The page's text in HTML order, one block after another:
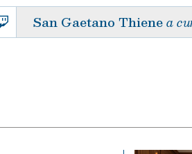
San Gaetano Thiene a